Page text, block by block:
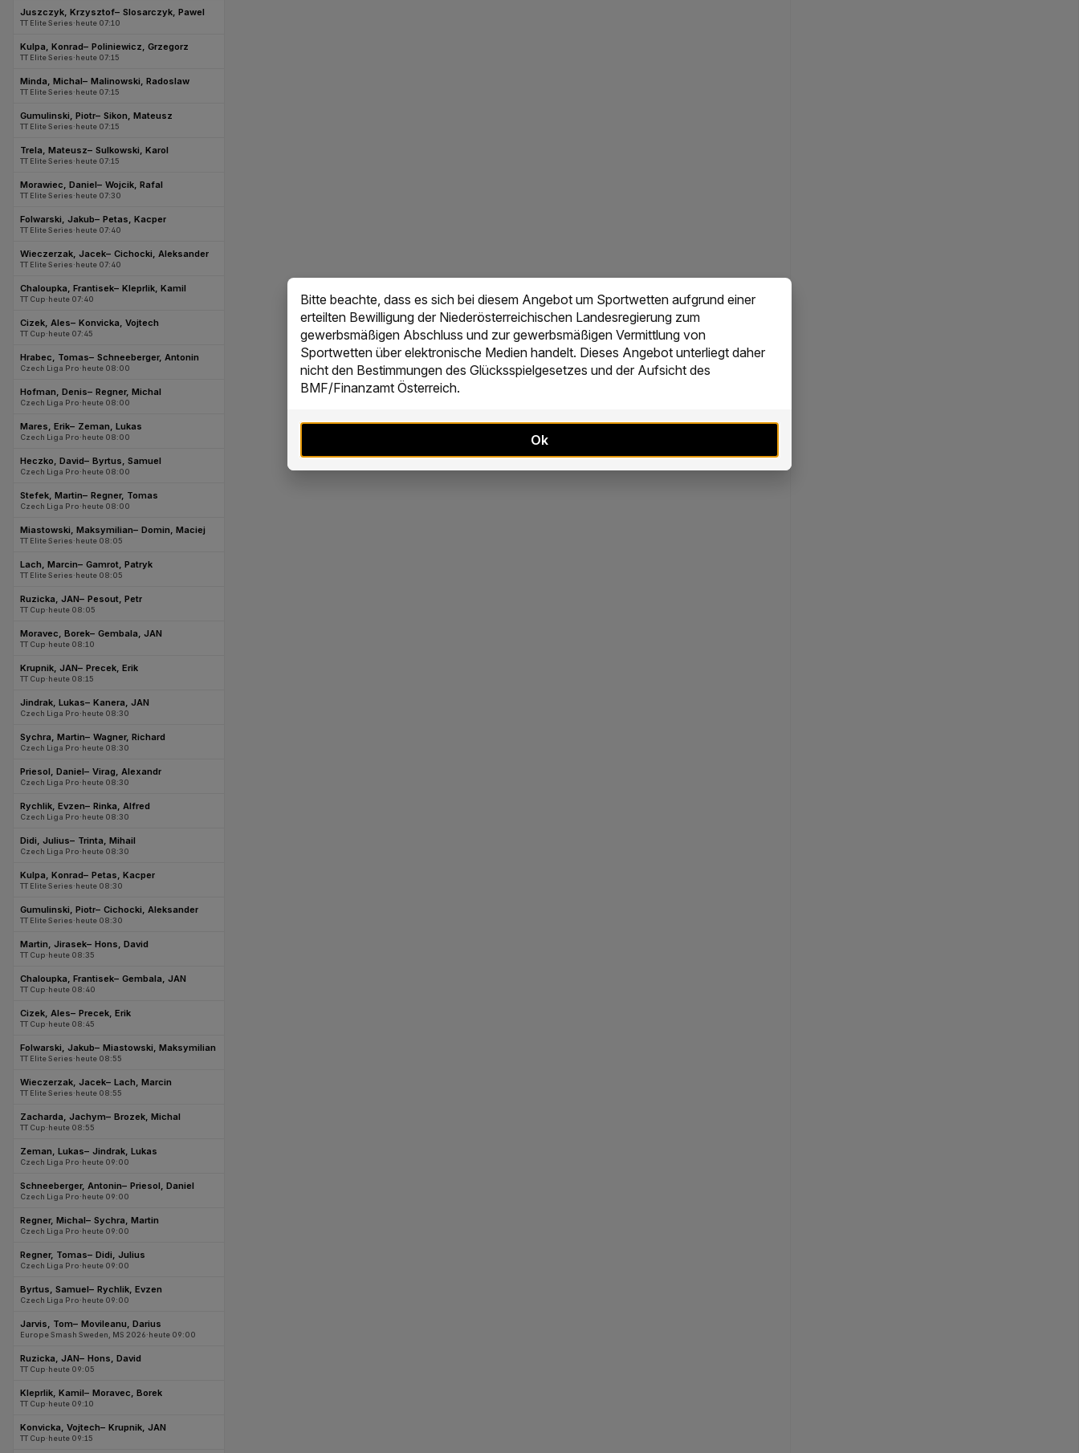
Bitte beachte, dass es sich bei diesem Angebot um Sportwetten aufgrund einer
erteilten Bewilligung der Niederösterreichischen Landesregierung zum
gewerbsmäßigen Abschluss und zur gewerbsmäßigen Vermittlung von
Sportwetten über elektronische Medien handelt. Dieses Angebot unterliegt daher
nicht den Bestimmungen des Glücksspielgesetzes und der Aufsicht des
BMF/Finanzamt Österreich.
Ok